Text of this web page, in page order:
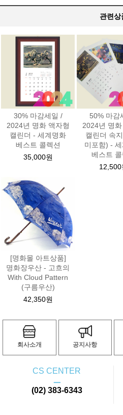
관련상
30% 마감세일 /
2024년 명화 액자형
캘린더 - 세계명화
베스트 콜렉션
35,000원
50% 마감
2024년 명화
캘린더 속
미포함) -
베스트 콜
12,500
[명화몰 아트상품]
명화장우산 - 고흐의
With Cloud Pattern
(구름우산)
42,350원
회사소개 공지사항
CS CENTER
ㅡ
(02) 383-6343